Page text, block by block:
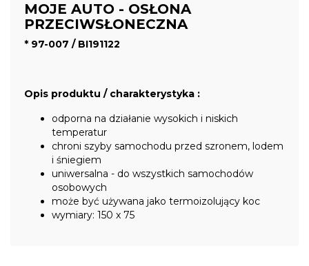
MOJE AUTO - OSŁONA
PRZECIWSŁONECZNA
* 97-007 / BI191122
Opis produktu / charakterystyka :
odporna na działanie wysokich i niskich
temperatur
chroni szyby samochodu przed szronem, lodem
i śniegiem
uniwersalna - do wszystkich samochodów
osobowych
może być używana jako termoizolujący koc
wymiary: 150 x 75